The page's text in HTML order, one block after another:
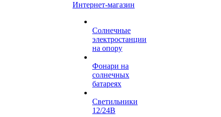
Интернет-магазин
Солнечные
электростанции
на опору
Фонари на
солнечных
батареях
Светильники
12/24В